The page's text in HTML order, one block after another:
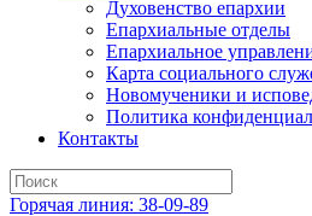
Духовенство епархии
Епархиальные отделы
Епархиальное
Карта социального
Новомученики и
Политика
Контакты
Горячая линия: 38-09-89